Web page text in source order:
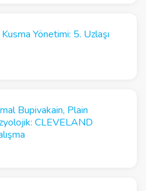
Yönetimi: 5. Uzlaşı
Bupivakain, Plain
CLEVELAND